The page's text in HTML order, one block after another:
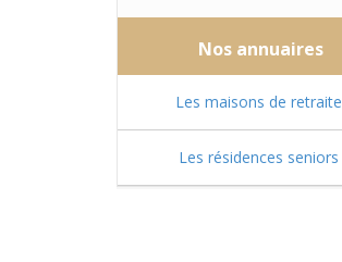
Nos annuaires
Les maisons de retraite
Les résidences seniors